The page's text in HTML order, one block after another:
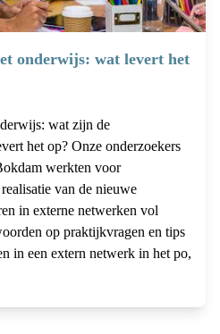
onderwijs: wat levert het
wat zijn de
het op? Onze onderzoekers
werkten voor
van de nieuwe
in externe netwerken vol
op praktijkvragen en tips
in een extern netwerk in het po,